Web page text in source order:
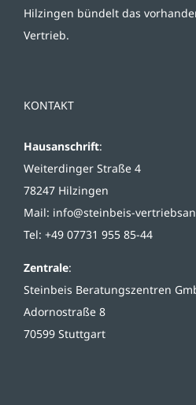
Hilzingen bündelt das
Vertrieb.
KONTAKT
Hausanschrift:
Weiterdinger Straße 4
78247 Hilzingen
Mail: info@steinbeis-
Tel: +49 07731 955 85-44
Zentrale:
Steinbeis Beratungszentren
Adornostraße 8
70599 Stuttgart